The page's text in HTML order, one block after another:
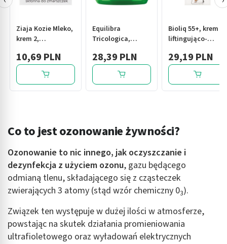
Ziaja Kozie Mleko,
krem 2,
wygładzanie do
cery suchej, 50 ml
10,69 PLN
Equilibra
Tricologica,
restrukturyzująca,
250 ml
28,39 PLN
Bioliq 55+, krem
liftingująco-
50 ml
29,19 PLN
Co to jest ozonowanie żywności?
Ozonowanie to nic innego, jak oczyszczanie i
dezynfekcja z użyciem ozonu, gazu będącego
odmianą tlenu, składającego się z cząsteczek
zwierających 3 atomy (stąd wzór chemiczny 03).
Związek ten występuje w dużej ilości w atmosferze,
powstając na skutek działania promieniowania
ultrafioletowego oraz wyładowań elektrycznych